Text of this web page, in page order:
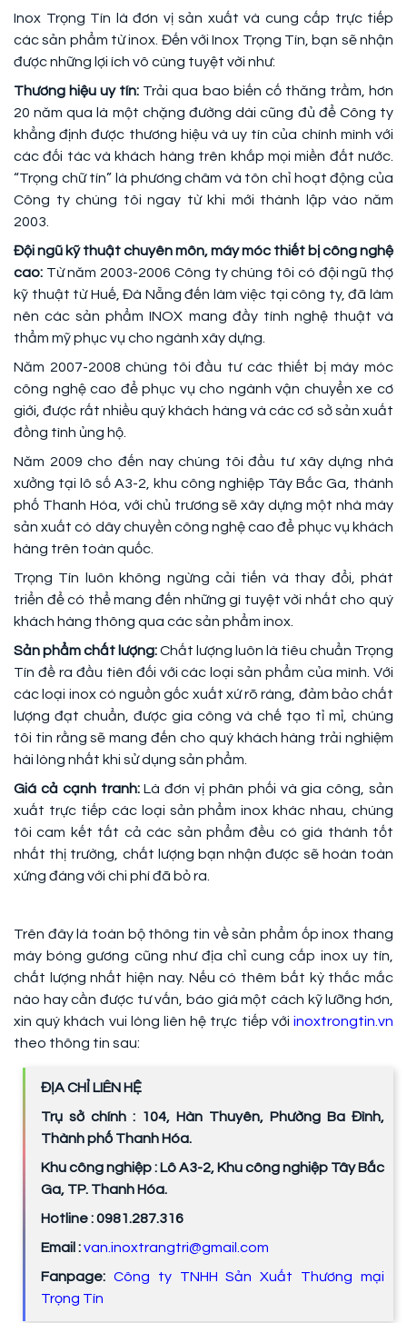
Inox Trọng Tín là đơn vị sản xuất và cung cấp trực tiếp
các sản phẩm từ inox. Đến với Inox Trọng Tín, bạn sẽ nhận
được những lợi ích vô cùng tuyệt vời như:
Thương hiệu uy tín: Trải qua bao biến cố thăng trầm, hơn
20 năm qua là một chặng đường dài cũng đủ để Công ty
khẳng định được thương hiệu và uy tín của chính mình với
các đối tác và khách hàng trên khắp mọi miền đất nước.
“Trọng chữ tín” là phương châm và tôn chỉ hoạt động của
Công ty chúng tôi ngay từ khi mới thành lập vào năm
2003.
Đội ngũ kỹ thuật chuyên môn, máy móc thiết bị công nghệ
cao: Từ năm 2003-2006 Công ty chúng tôi có đội ngũ thợ
kỹ thuật từ Huế, Đà Nẵng đến làm việc tại công ty, đã làm
nên các sản phẩm INOX mang đầy tính nghệ thuật và
thẩm mỹ phục vụ cho ngành xây dựng.
Năm 2007-2008 chúng tôi đầu tư các thiết bị máy móc
công nghệ cao để phục vụ cho ngành vận chuyển xe cơ
giới, được rất nhiều quý khách hàng và các cơ sở sản xuất
đồng tình ủng hộ.
Năm 2009 cho đến nay chúng tôi đầu tư xây dựng nhà
xưởng tại lô số A3-2, khu công nghiệp Tây Bắc Ga, thành
phố Thanh Hóa, với chủ trương sẽ xây dựng một nhà máy
sản xuất có dây chuyền công nghệ cao để phục vụ khách
hàng trên toàn quốc.
Trọng Tín luôn không ngừng cải tiến và thay đổi, phát
triển để có thể mang đến những gì tuyệt vời nhất cho quý
khách hàng thông qua các sản phẩm inox.
Sản phẩm chất lượng:Chất lượng luôn là tiêu chuẩn Trọng
Tín đề ra đầu tiên đối với các loại sản phẩm của mình. Với
các loại inox có nguồn gốc xuất xứ rõ ràng, đảm bảo chất
lượng đạt chuẩn, được gia công và chế tạo tỉ mỉ, chúng
tôi tin rằng sẽ mang đến cho quý khách hàng trải nghiệm
hài lòng nhất khi sử dụng sản phẩm.
Giá cả cạnh tranh:Là đơn vị phân phối và gia công, sản
xuất trực tiếp các loại sản phẩm inox khác nhau, chúng
tôi cam kết tất cả các sản phẩm đều có giá thành tốt
nhất thị trường, chất lượng bạn nhận được sẽ hoàn toàn
xứng đáng với chi phí đã bỏ ra.
Trên đây là toàn bộ thông tin về sản phẩm ốp inox thang
máy bóng gương cũng như địa chỉ cung cấp inox uy tín,
chất lượng nhất hiện nay. Nếu có thêm bất kỳ thắc mắc
nào hay cần được tư vấn, báo giá một cách kỹ lưỡng hơn,
xin quý khách vui lòng liên hệ trực tiếp với inoxtrongtin.vn
theo thông tin sau:
ĐỊA CHỈ LIÊN HỆ
Trụ sở chính : 104, Hàn Thuyên, Phường Ba Đình,
Thành phố Thanh Hóa.
Khu công nghiệp : Lô A3-2, Khu công nghiệp Tây Bắc
Ga, TP. Thanh Hóa.
Hotline : 0981.287.316
Email :van.inoxtrangtri@gmail.com
Fanpage: Công ty TNHH Sản Xuất Thương mại
Trọng Tín